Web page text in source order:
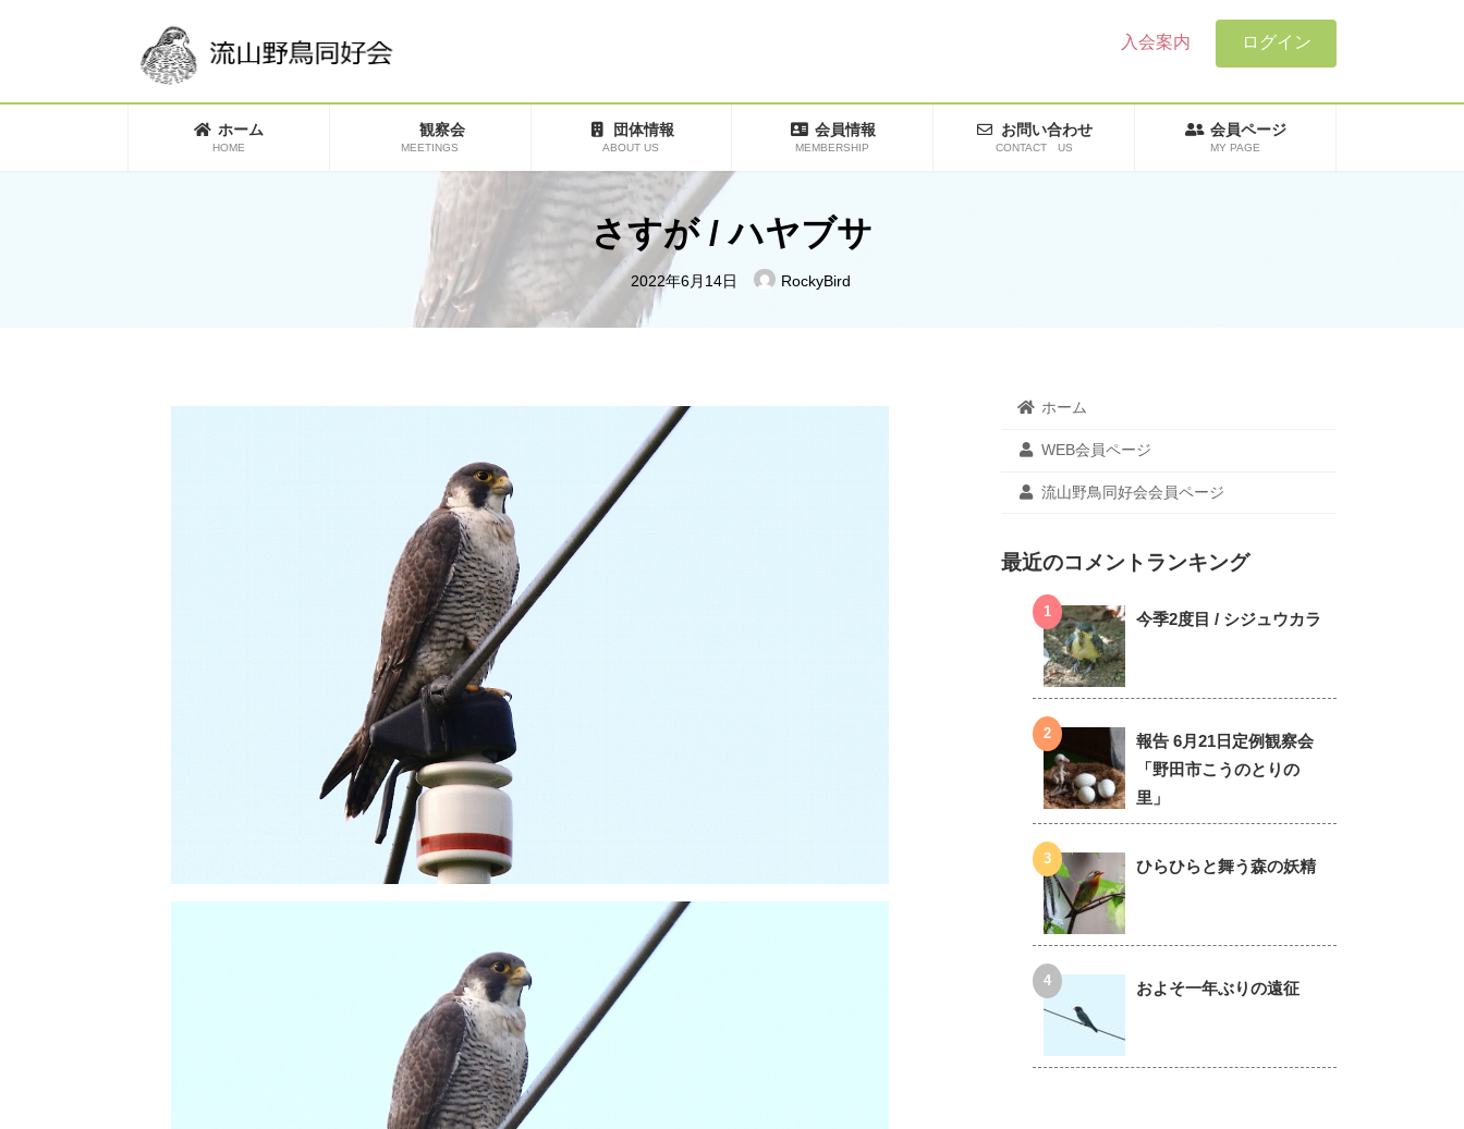
ツ
シ
入会案内 ログイン
ホーム
HOME
観察会
MEETINGS
団体情報
ABOUT US
会員情報
MEMBERSHIP
お問い合わせ
CONTACT US
会員ページ
MY PAGE
さすが / ハヤブサ
2022年6月14日 RockyBird
ホーム
WEB会員ページ
流山野鳥同好会会員ページ
最近のコメントランキング
今季2度目 / シジュウカラ
報告 6月21日定例観察会
「野田市こうのとりの
里」
ひらひらと舞う森の妖精
およそ一年ぶりの遠征